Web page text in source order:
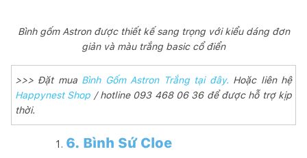
Bình gốm Astron được thiết kế sang trọng với kiểu dáng đơn
giản và màu trắng basic cổ điển
>>> Đặt mua Bình Gốm Astron Trắng tại đây. Hoặc liên hệ
Happynest Shop / hotline 093 468 06 36 để được hỗ trợ kịp
thời.
6. Bình Sứ Cloe